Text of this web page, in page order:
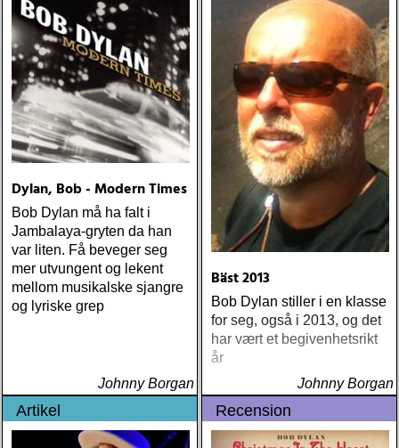
Dylan, Bob - Modern Times
Bob Dylan må ha falt i
Jambalaya-gryten da han
var liten. Få beveger seg
mer utvungent og lekent
mellom musikalske sjangre
og lyriske grep
Johnny Borgan
Bäst 2013
Bob Dylan stiller i en klasse
for seg, også i 2013, og det
har vært et begivenhetsrikt
år
Johnny Borgan
Artikel Recension